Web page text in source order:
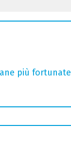
più fortunate